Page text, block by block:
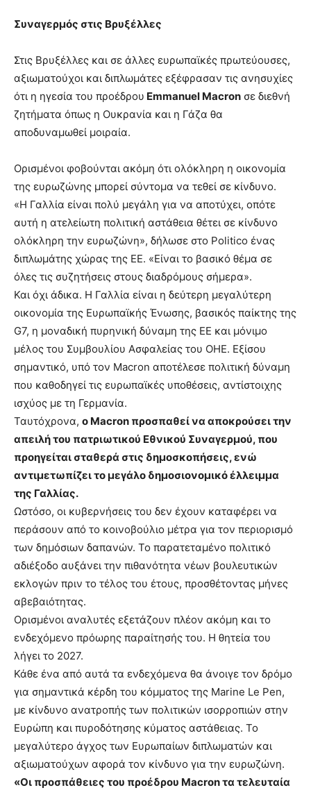
Συναγερμός στις Βρυξέλλες
Στις Βρυξέλλες και σε άλλες ευρωπαϊκές πρωτεύουσες,
αξιωματούχοι και διπλωμάτες εξέφρασαν τις ανησυχίες
ότι η ηγεσία του προέδρου Emmanuel Macron σε διεθνή
ζητήματα όπως η Ουκρανία και η Γάζα θα
αποδυναμωθεί μοιραία.
Ορισμένοι φοβούνται ακόμη ότι ολόκληρη η οικονομία
της ευρωζώνης μπορεί σύντομα να τεθεί σε κίνδυνο.
«Η Γαλλία είναι πολύ μεγάλη για να αποτύχει, οπότε
αυτή η ατελείωτη πολιτική αστάθεια θέτει σε κίνδυνο
ολόκληρη την ευρωζώνη», δήλωσε στο Politico ένας
διπλωμάτης χώρας της ΕΕ. «Είναι το βασικό θέμα σε
όλες τις συζητήσεις στους διαδρόμους σήμερα».
Και όχι άδικα. Η Γαλλία είναι η δεύτερη μεγαλύτερη
οικονομία της Ευρωπαϊκής Ένωσης, βασικός παίκτης της
G7, η μοναδική πυρηνική δύναμη της ΕE και μόνιμο
μέλος του Συμβουλίου Ασφαλείας του ΟΗΕ. Εξίσου
σημαντικό, υπό τον Macron αποτέλεσε πολιτική δύναμη
που καθοδηγεί τις ευρωπαϊκές υποθέσεις, αντίστοιχης
ισχύος με τη Γερμανία.
Ταυτόχρονα, ο Macron προσπαθεί να αποκρούσει την
απειλή του πατριωτικού Εθνικού Συναγερμού, που
προηγείται σταθερά στις δημοσκοπήσεις, ενώ
αντιμετωπίζει το μεγάλο δημοσιονομικό έλλειμμα
της Γαλλίας.
Ωστόσο, οι κυβερνήσεις του δεν έχουν καταφέρει να
περάσουν από το κοινοβούλιο μέτρα για τον περιορισμό
των δημόσιων δαπανών. Το παρατεταμένο πολιτικό
αδιέξοδο αυξάνει την πιθανότητα νέων βουλευτικών
εκλογών πριν το τέλος του έτους, προσθέτοντας μήνες
αβεβαιότητας.
Ορισμένοι αναλυτές εξετάζουν πλέον ακόμη και το
ενδεχόμενο πρόωρης παραίτησής του. Η θητεία του
λήγει το 2027.
Κάθε ένα από αυτά τα ενδεχόμενα θα άνοιγε τον δρόμο
για σημαντικά κέρδη του κόμματος της Marine Le Pen,
με κίνδυνο ανατροπής των πολιτικών ισορροπιών στην
Ευρώπη και πυροδότησης κύματος αστάθειας. Το
μεγαλύτερο άγχος των Ευρωπαίων διπλωματών και
αξιωματούχων αφορά τον κίνδυνο για την ευρωζώνη.
«Οι προσπάθειες του προέδρου Macron τα τελευταία